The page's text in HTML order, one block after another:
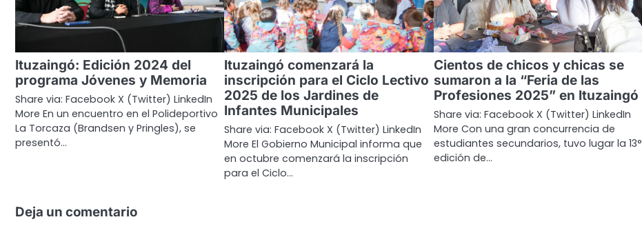
Ituzaingó: Edición 2024 del
programa Jóvenes y Memoria
Share via: Facebook X (Twitter) LinkedIn
More En un encuentro en el Polideportivo
La Torcaza (Brandsen y Pringles), se
presentó…
Ituzaingó comenzará la
inscripción para el Ciclo Lectivo
2025 de los Jardines de
Infantes Municipales
Share via: Facebook X (Twitter) LinkedIn
More El Gobierno Municipal informa que
en octubre comenzará la inscripción
para el Ciclo…
Cientos de chicos y chicas se
sumaron a la “Feria de las
Profesiones 2025” en Ituzaingó
Share via: Facebook X (Twitter) LinkedIn
More Con una gran concurrencia de
estudiantes secundarios, tuvo lugar la 13°
edición de…
Deja un comentario